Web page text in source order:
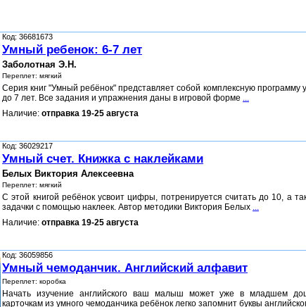
Код: 36681673
Умный ребенок: 6-7 лет
Заболотная Э.Н.
Переплет: мягкий
Серия книг "Умный ребёнок" представляет собой комплексную программу
до 7 лет. Все задания и упражнения даны в игровой форме ...
Наличие: отправка 19-25 августа
Код: 36029217
Умный счет. Книжка с наклейками
Белых Виктория Алексеевна
Переплет: мягкий
С этой книгой ребёнок усвоит цифры, потренируется считать до 10, а
задачки с помощью наклеек. Автор методики Виктория Белых ...
Наличие: отправка 19-25 августа
Код: 36059856
Умный чемоданчик. Английский алфавит
Переплет: коробка
Начать изучение английского ваш малыш может уже в младшем
карточкам из умного чемоданчика ребёнок легко запомнит буквы